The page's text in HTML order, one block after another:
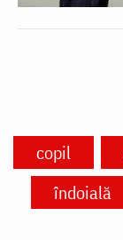
copil
îndoială